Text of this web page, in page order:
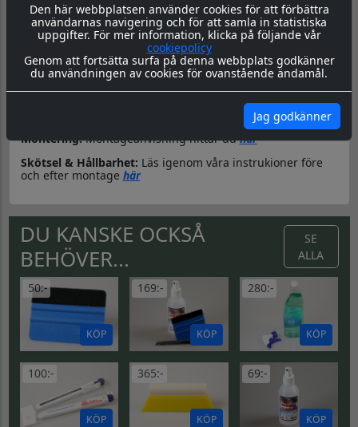
Den här webbplatsen använder cookies för att förbättra
användarnas navigering och för att samla in statistiska
uppgifter. För mer information, klicka på följande vår
cookiepolicy
Genom att fortsätta surfa på denna webbplats godkänner
du användningen av cookies för ovanstående ändamål.
Jag godkänner
Material & Tillverkning:Dessa dekaler skärs ut i en 8-årig
genomfärgad kvalitetsfolie. Storleken är universal men går
att få i önskad storlek. ange detta i kommentarer på
Leverans:Dekalerna levereras redo för montage med
appliceringstape över som håller ihop dekalen, och
underlättar monteringen. Appliceringstapen tas bort efter
montering, och kvar sitter då endast dekalen.
Montering:Montageanvisning hittar du här
Skötsel & Hållbarhet: Läs igenom våra instrukioner före
och efter montage här
DU KANSKE OCKSÅ
BEHÖVER...
SE
ALLA
50:-
KÖP
169:-
KÖP
280:-
KÖP
100:-
KÖP
365:-
KÖP
69:-
KÖP